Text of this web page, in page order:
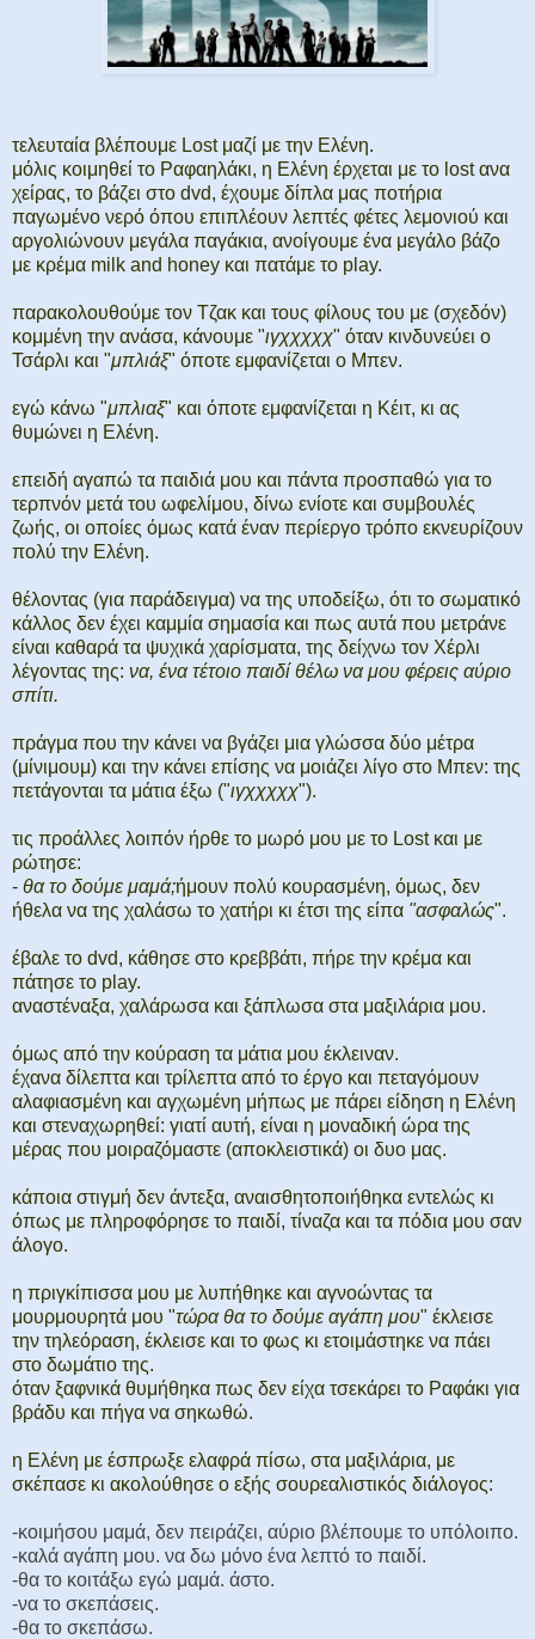
τελευταία βλέπουμε Lost μαζί με την Ελένη.
μόλις κοιμηθεί το Ραφαηλάκι, η Ελένη έρχεται με το lost ανα
χείρας, το βάζει στο dvd, έχουμε δίπλα μας ποτήρια
παγωμένο νερό όπου επιπλέουν λεπτές φέτες λεμονιού και
αργολιώνουν μεγάλα παγάκια, ανοίγουμε ένα μεγάλο βάζο
με κρέμα milk and honey και πατάμε το play.
παρακολουθούμε τον Τζακ και τους φίλους του με (σχεδόν)
κομμένη την ανάσα, κάνουμε "ιγχχχχχ" όταν κινδυνεύει ο
Τσάρλι και "μπλιάξ" όποτε εμφανίζεται ο Μπεν.
εγώ κάνω "μπλιαξ" και όποτε εμφανίζεται η Κέιτ, κι ας
θυμώνει η Ελένη.
επειδή αγαπώ τα παιδιά μου και πάντα προσπαθώ για το
τερπνόν μετά του ωφελίμου, δίνω ενίοτε και συμβουλές
ζωής, οι οποίες όμως κατά έναν περίεργο τρόπο εκνευρίζουν
πολύ την Ελένη.
θέλοντας (για παράδειγμα) να της υποδείξω, ότι το σωματικό
κάλλος δεν έχει καμμία σημασία και πως αυτά που μετράνε
είναι καθαρά τα ψυχικά χαρίσματα, της δείχνω τον Χέρλι
λέγοντας της: να, ένα τέτοιο παιδί θέλω να μου φέρεις αύριο
σπίτι.
πράγμα που την κάνει να βγάζει μια γλώσσα δύο μέτρα
(μίνιμουμ) και την κάνει επίσης να μοιάζει λίγο στο Μπεν: της
πετάγονται τα μάτια έξω ("ιγχχχχχ").
τις προάλλες λοιπόν ήρθε το μωρό μου με το Lost και με
ρώτησε:
- θα το δούμε μαμά;ήμουν πολύ κουρασμένη, όμως, δεν
ήθελα να της χαλάσω το χατήρι κι έτσι της είπα "ασφαλώς".
έβαλε το dvd, κάθησε στο κρεββάτι, πήρε την κρέμα και
πάτησε το play.
αναστέναξα, χαλάρωσα και ξάπλωσα στα μαξιλάρια μου.
όμως από την κούραση τα μάτια μου έκλειναν.
έχανα δίλεπτα και τρίλεπτα από το έργο και πεταγόμουν
αλαφιασμένη και αγχωμένη μήπως με πάρει είδηση η Ελένη
και στεναχωρηθεί: γιατί αυτή, είναι η μοναδική ώρα της
μέρας που μοιραζόμαστε (αποκλειστικά) οι δυο μας.
κάποια στιγμή δεν άντεξα, αναισθητοποιήθηκα εντελώς κι
όπως με πληροφόρησε το παιδί, τίναζα και τα πόδια μου σαν
άλογο.
η πριγκίπισσα μου με λυπήθηκε και αγνοώντας τα
μουρμουρητά μου "τώρα θα το δούμε αγάπη μου" έκλεισε
την τηλεόραση, έκλεισε και το φως κι ετοιμάστηκε να πάει
στο δωμάτιο της.
όταν ξαφνικά θυμήθηκα πως δεν είχα τσεκάρει το Ραφάκι για
βράδυ και πήγα να σηκωθώ.
η Ελένη με έσπρωξε ελαφρά πίσω, στα μαξιλάρια, με
σκέπασε κι ακολούθησε ο εξής σουρεαλιστικός διάλογος:
-κοιμήσου μαμά, δεν πειράζει, αύριο βλέπουμε το υπόλοιπο.
-καλά αγάπη μου. να δω μόνο ένα λεπτό το παιδί.
-θα το κοιτάξω εγώ μαμά. άστο.
-να το σκεπάσεις.
-θα το σκεπάσω.